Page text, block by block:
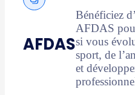
AFDAS
Bénéficiez
AFDAS
si vous
sport, de
et